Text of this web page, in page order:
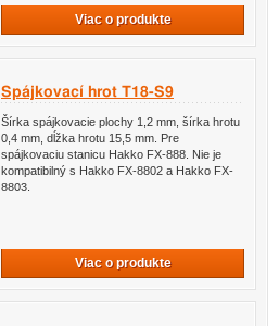
Viac o produkte
Spájkovací hrot T18-S9
Šírka spájkovacie plochy 1,2 mm, šírka hrotu
0,4 mm, dĺžka hrotu 15,5 mm. Pre
spájkovaciu stanicu Hakko FX-888. Nie je
kompatibilný s Hakko FX-8802 a Hakko FX-
8803.
Viac o produkte